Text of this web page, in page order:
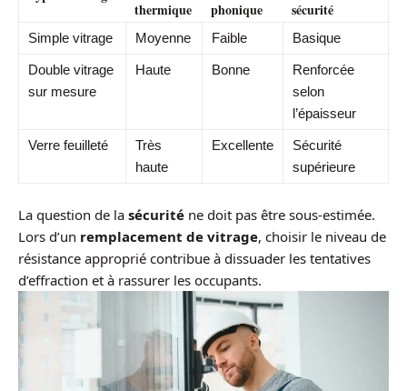
thermique phonique sécurité
Simple vitrage Moyenne Faible Basique
Double vitrage
sur mesure
Haute Bonne
Renforcée
selon
l’épaisseur
Verre feuilleté
Très
haute
Excellente
Sécurité
supérieure
La question de la sécurité ne doit pas être sous-estimée.
Lors d’un remplacement de vitrage, choisir le niveau de
résistance approprié contribue à dissuader les tentatives
d’effraction et à rassurer les occupants.